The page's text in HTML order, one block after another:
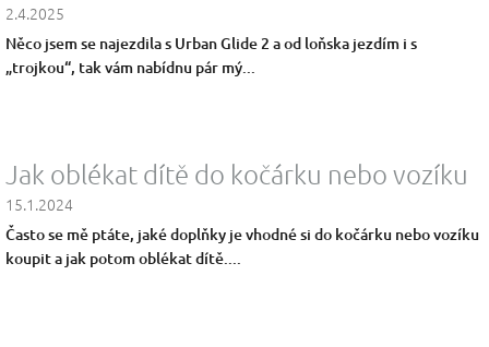
2.4.2025
Něco jsem se najezdila s Urban Glide 2 a od loňska jezdím i s
„trojkou“, tak vám nabídnu pár mý...
Jak oblékat dítě do kočárku nebo vozíku
15.1.2024
Často se mě ptáte, jaké doplňky je vhodné si do kočárku nebo vozíku
koupit a jak potom oblékat dítě....